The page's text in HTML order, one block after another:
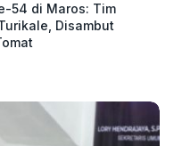
54 di Maros: Tim
Disambut